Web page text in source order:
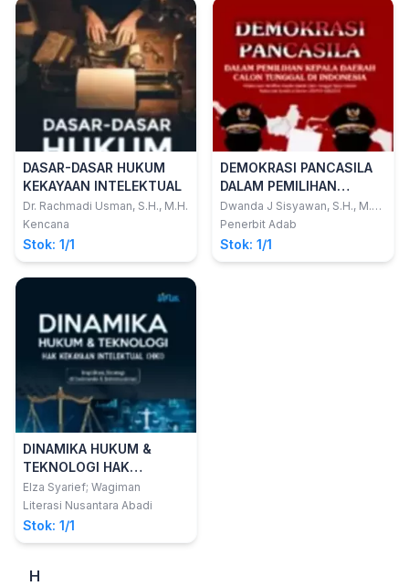
DASAR-DASAR HUKUM
KEKAYAAN INTELEKTUAL
Dr. Rachmadi Usman, S.H., M.H.
Kencana
Stok: 1/1
DEMOKRASI PANCASILA
DALAM PEMILIHAN
KEPALA DAERAH CALON
TUNGGAL DI INDONESIA
(Pelaksanaan Pemilihan
Kepala Daerah Calon
Dwanda J Sisyawan, S.H., M.H.,
C.L.A.
Penerbit Adab
Stok: 1/1
DINAMIKA HUKUM &
TEKNOLOGI HAK
KEKAKYAAN
INTELEKTUAL (HKI)
(Implikasi, Strategi di
Indonesia &
Elza Syarief; Wagiman
Literasi Nusantara Abadi
Stok: 1/1
H